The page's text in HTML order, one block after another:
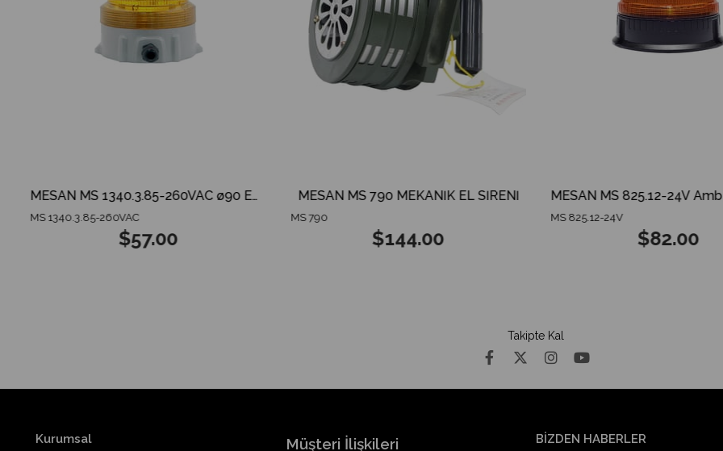
MESAN MS 1340.3.85-260VAC ø90 ENDÜSTRİYEL İKAZ LAMBA TABAN MONTAJ
MS 1340.3.85-260VAC
$57.00
MESAN MS 790 MEKANİK EL SİRENİ
MS 790
$144.00
MS 825.12-24V
$82.00
Takipte Kal
Kurumsal Müşteri İlişkileri BİZDEN HABERLER